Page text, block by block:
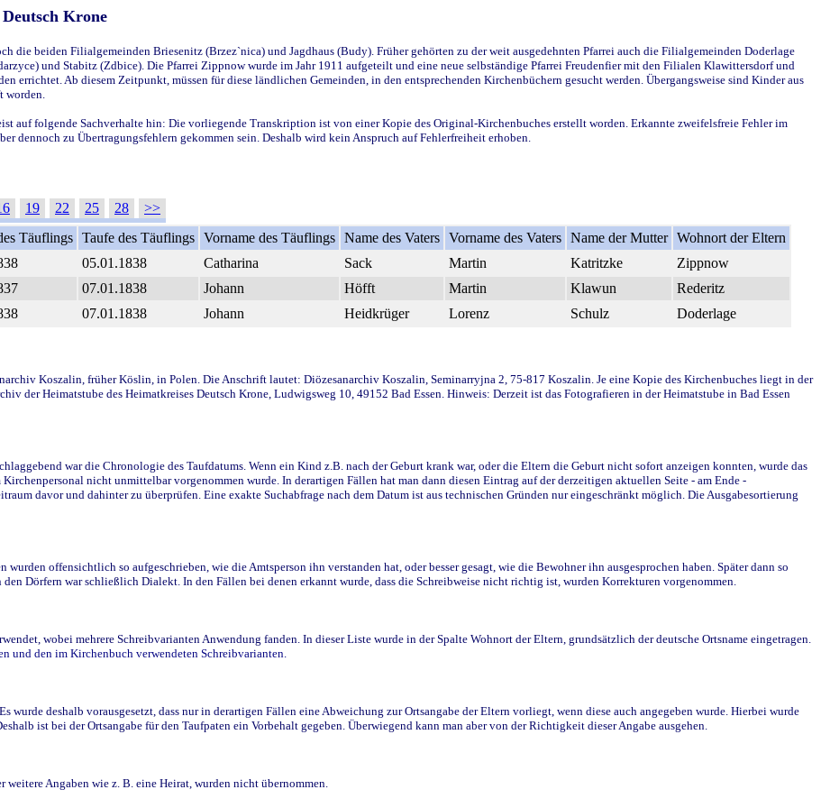
Krone
die beiden Filialgemeinden Briesenitz (Brzez`nica) und Jagdhaus (Budy). Früher gehörten zu der weit ausgedehnten Pfarrei auch die Filialgemeinden Doderlage
und Stabitz (Zdbice). Die Pfarrei Zippnow wurde im Jahr 1911 aufgeteilt und eine neue selbständige Pfarrei Freudenfier mit den Filialen Klawittersdorf und
Ab diesem Zeitpunkt, müssen für diese ländlichen Gemeinden, in den entsprechenden Kirchenbüchern gesucht werden. Übergangsweise sind Kinder aus
auf folgende Sachverhalte hin: Die vorliegende Transkription ist von einer Kopie des Original-Kirchenbuches erstellt worden. Erkannte zweifelsfreie Fehler im
dennoch zu Übertragungsfehlern gekommen sein. Deshalb wird kein Anspruch auf Fehlerfreiheit erhoben.
19 22 25 28
>>
Täuflings Taufe des Täuflings Vorname des Täuflings Name des Vaters Vorname des Vaters Name der Mutter Wohnort der Eltern
05.01.1838 Catharina Sack Martin Katritzke
Zippnow
07.01.1838 Johann Höfft Martin Klawun
Rederitz
07.01.1838 Johann Heidkrüger Lorenz Schulz Doderlage
Koszalin, früher Köslin, in Polen. Die Anschrift lautet: Diözesanarchiv Koszalin, Seminarryjna 2, 75-817 Koszalin. Je eine Kopie des Kirchenbuches liegt in der
der Heimatstube des Heimatkreises Deutsch Krone, Ludwigsweg 10, 49152 Bad Essen. Hinweis: Derzeit ist das Fotografieren in der Heimatstube in Bad Essen
war die Chronologie des Taufdatums. Wenn ein Kind z.B. nach der Geburt krank war, oder die Eltern die Geburt nicht sofort anzeigen konnten, wurde das
nicht unmittelbar vorgenommen wurde. In derartigen Fällen hat man dann diesen Eintrag auf der derzeitigen aktuellen Seite - am Ende -
davor und dahinter zu überprüfen. Eine exakte Suchabfrage nach dem Datum ist aus technischen Gründen nur eingeschränkt möglich. Die Ausgabesortierung
offensichtlich so aufgeschrieben, wie die Amtsperson ihn verstanden hat, oder besser gesagt, wie die Bewohner ihn ausgesprochen haben. Später dann so
Dörfern war schließlich Dialekt. In den Fällen bei denen erkannt wurde, dass die Schreibweise nicht richtig ist, wurden Korrekturen vorgenommen.
wobei mehrere Schreibvarianten Anwendung fanden. In dieser Liste wurde in der Spalte Wohnort der Eltern, grundsätzlich der deutsche Ortsname eingetragen.
und den im Kirchenbuch verwendeten Schreibvarianten.
wurde deshalb vorausgesetzt, dass nur in derartigen Fällen eine Abweichung zur Ortsangabe der Eltern vorliegt, wenn diese auch angegeben wurde. Hierbei wurde
ist bei der Ortsangabe für den Taufpaten ein Vorbehalt gegeben. Überwiegend kann man aber von der Richtigkeit dieser Angabe ausgehen.
Angaben wie z. B. eine Heirat, wurden nicht übernommen.